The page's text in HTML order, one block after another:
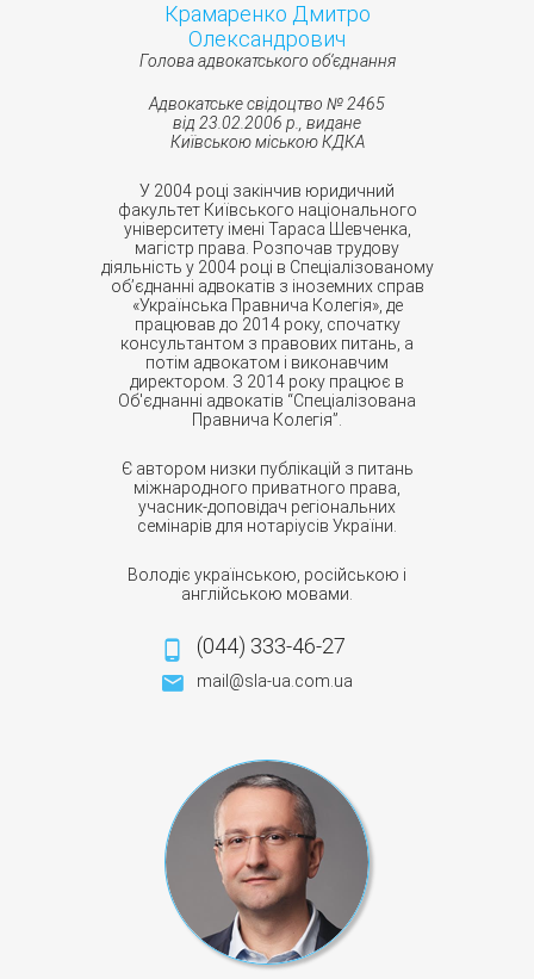
Крамаренко Дмитро
Олександрович
Голова адвокатського об‘єднання
Адвокатське свідоцтво № 2465
від 23.02.2006 р., видане
Київською міською КДКА
У 2004 році закінчив юридичний
факультет Київського національного
університету імені Тараса Шевченка,
магістр права. Розпочав трудову
діяльність у 2004 році в Спеціалізованому
об’єднанні адвокатів з іноземних справ
«Українська Правнича Колегія», де
працював до 2014 року, спочатку
консультантом з правових питань, а
потім адвокатом і виконавчим
директором. З 2014 року працює в
Об'єднанні адвокатів “Спеціалізована
Правнича Колегія”.
Є автором низки публікацій з питань
міжнародного приватного права,
учасник-доповідач регіональних
семінарів для нотаріусів України.
Володіє українською, російською і
англійською мовами.
(044) 333-46-27
mail@sla-ua.com.ua